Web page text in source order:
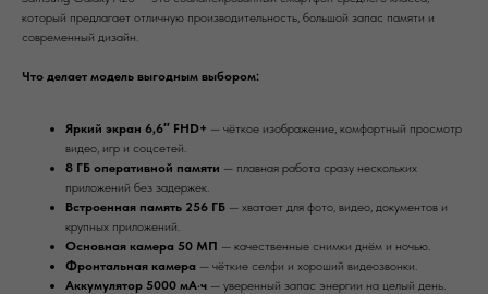
который предлагает отличную производительность, большой запас памяти и
современный дизайн.
Что делает модель выгодным выбором:
Яркий экран 6,6″ FHD+ — чёткое изображение, комфортный просмотр
видео, игр и соцсетей.
8 ГБ оперативной памяти — плавная работа сразу нескольких
приложений без задержек.
Встроенная память 256 ГБ — хватает для фото, видео, документов и
крупных приложений.
Основная камера 50 МП — качественные снимки днём и ночью.
Фронтальная камера — чёткие селфи и хороший видеозвонки.
Аккумулятор 5000 мА·ч — уверенный запас энергии на целый день.